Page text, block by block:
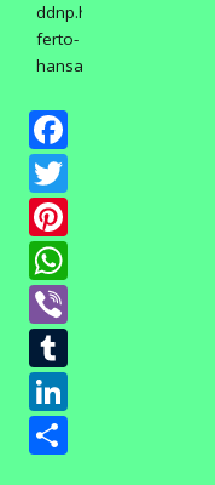
ddnp.hu
ferto-
hansag.hu